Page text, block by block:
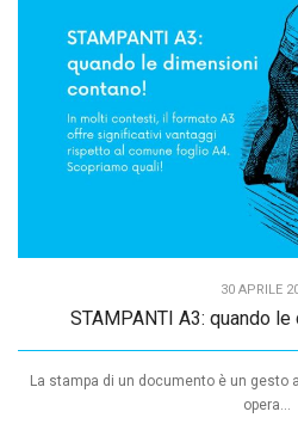
30 APRILE
STAMPANTI A3: quando
La stampa di un documento è un gesto
opera...